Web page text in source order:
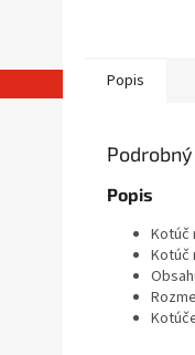
Popis
Popis
Kotúč
Kotúč